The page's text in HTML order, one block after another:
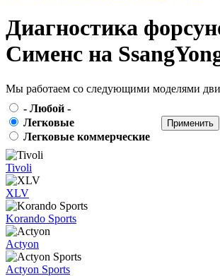
Диагностика
Сименс на
Мы работаем со следующими моделями
- Любой -
Легковые
Легковые коммерческие
Tivoli
XLV
Korando Sports
Actyon
Actyon Sports